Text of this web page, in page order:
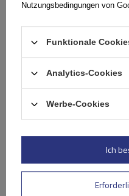
Eco Alubase 120
Dachträger für offene
52,90 €inkl. MwSt
Niedrigster Preis in 30 Tagen vor
Nutzungsbedingungen von
Funktionale
Analytics-Cookies
Werbe-Cookies
Ich